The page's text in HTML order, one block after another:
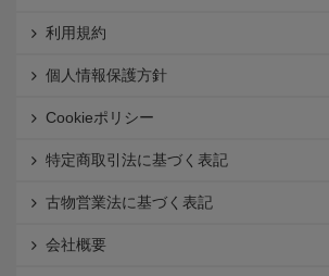
利用規約
個人情報保護方針
Cookieポリシー
特定商取引法に基づく表記
古物営業法に基づく表記
会社概要